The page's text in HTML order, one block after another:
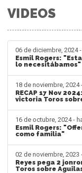
VIDEOS
06 de diciembre, 2024
Esmil Rogers:
lo necesitábamos"
18 de noviembre, 2024
RECAP 17 Nov
victoria Toros
16 de octubre, 2024 -
Esmil Rogers:
como familia"
02 de noviembre, 2023
Reyes pega 2
Toros sobre